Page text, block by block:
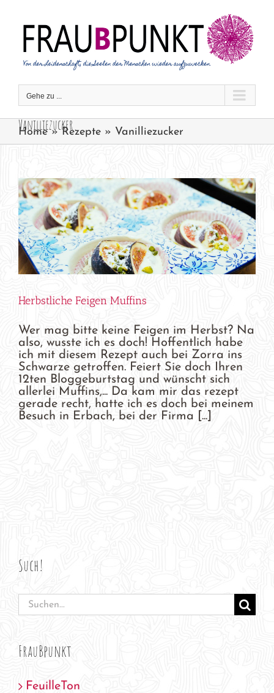
springen
Gehe zu ...
Vanilliezucker
Home»Rezepte » Vanilliezucker
Herbstliche Feigen Muffins
Wer mag bitte keine Feigen im Herbst? Na
also, wusste ich es doch! Hoffentlich habe
ich mit diesem Rezept auch bei Zorra ins
Schwarze getroffen. Feiert Sie doch Ihren
12ten Bloggeburtstag und wünscht sich
allerlei Muffins,... Da kam mir das rezept
gerade recht, hatte ich es doch bei meinem
Besuch in Erbach, bei der Firma [...]
Such!
Suche
nach:
FrauBpunkt
FeuilleTon